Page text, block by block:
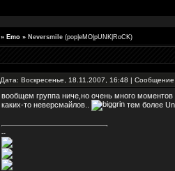
» Emo » Neversmile (pop|eMO|pUNK|RoCK)
Дата: Воскресенье, 18.11.2007, 16:48 |
вообщем группа ниче,но очень много
каких-то неверсмайлов..
тем более
--